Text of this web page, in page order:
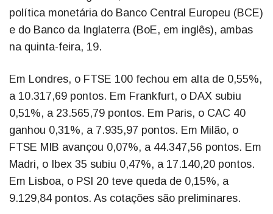
política monetária do Banco Central Europeu (BCE)
e do Banco da Inglaterra (BoE, em inglês), ambas
na quinta-feira, 19.
Em Londres, o FTSE 100 fechou em alta de 0,55%,
a 10.317,69 pontos. Em Frankfurt, o DAX subiu
0,51%, a 23.565,79 pontos. Em Paris, o CAC 40
ganhou 0,31%, a 7.935,97 pontos. Em Milão, o
FTSE MIB avançou 0,07%, a 44.347,56 pontos. Em
Madri, o Ibex 35 subiu 0,47%, a 17.140,20 pontos.
Em Lisboa, o PSI 20 teve queda de 0,15%, a
9.129,84 pontos. As cotações são preliminares.